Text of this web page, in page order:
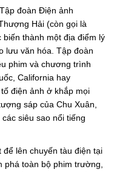
đoàn Điện ảnh
Hải (còn gọi là
thành một địa điểm lý
lưu văn hóa. Tập đoàn
phim và chương trình
California hay
điện ảnh ở khắp mọi
sáp của Chu Xuân,
siêu sao nổi tiếng
lên chuyến tàu điện tại
phá toàn bộ phim trường,